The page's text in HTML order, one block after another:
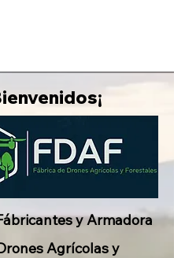
y Armadora
Agrícolas y